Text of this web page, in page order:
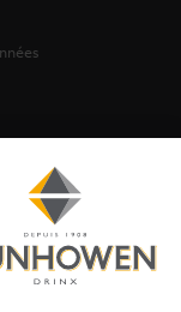
réservés